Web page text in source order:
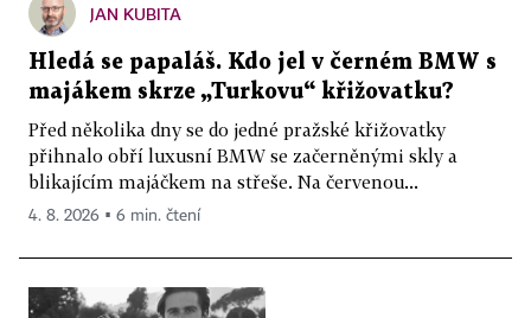
JAN KUBITA
Hledá se papaláš. Kdo jel v černém BMW s
majákem skrze „Turkovu“ křižovatku?
Před několika dny se do jedné pražské křižovatky
přihnalo obří luxusní BMW se začerněnými skly a
blikajícím majáčkem na střeše. Na červenou...
4. 8. 2026 ▪ 6 min. čtení